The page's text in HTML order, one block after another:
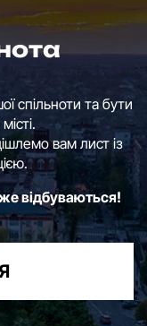
спільноти та бути
вам лист із
відбуваються!